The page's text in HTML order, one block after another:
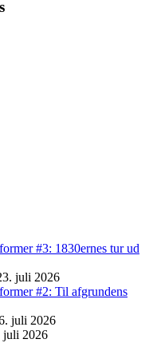
#3: 1830ernes tur ud
juli 2026
#2: Til afgrundens
juli 2026
juli 2026